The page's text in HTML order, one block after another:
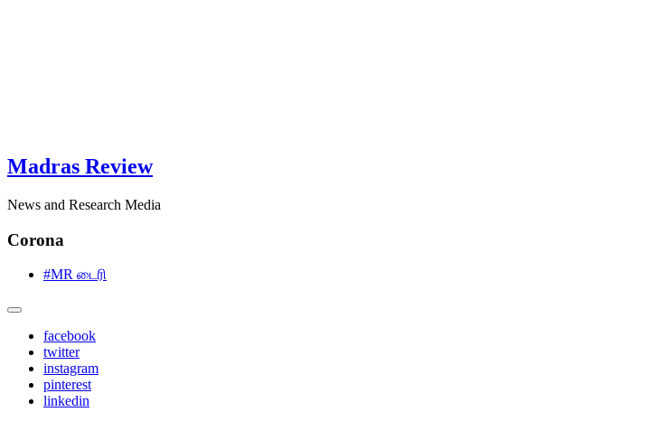
Madras Review
News and Research Media
Corona
#MR டைரி
facebook
twitter
instagram
pinterest
linkedin